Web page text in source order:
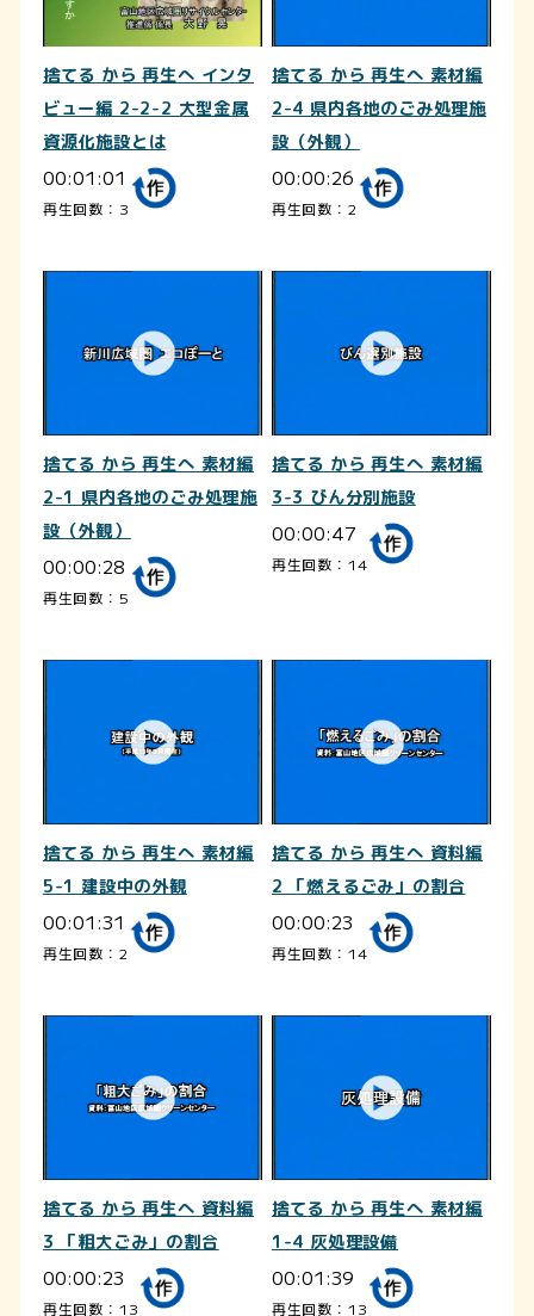
捨てる から 再生へ インタ
ビュー編 2-2-2 大型金属
資源化施設とは
00:01:01
再生回数：3
捨てる から 再生へ 素材編
2-4 県内各地のごみ処理施
設（外観）
00:00:26
再生回数：2
捨てる から 再生へ 素材編
2-1 県内各地のごみ処理施
設（外観）
00:00:28
再生回数：5
捨てる から 再生へ 素材編
3-3 びん分別施設
00:00:47
再生回数：14
捨てる から 再生へ 素材編
5-1 建設中の外観
00:01:31
再生回数：2
捨てる から 再生へ 資料編
2 「燃えるごみ」の割合
00:00:23
再生回数：14
捨てる から 再生へ 資料編
3 「粗大ごみ」の割合
00:00:23
再生回数：13
捨てる から 再生へ 素材編
1-4 灰処理設備
00:01:39
再生回数：13